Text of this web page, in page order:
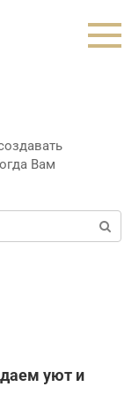
Вам
уют и